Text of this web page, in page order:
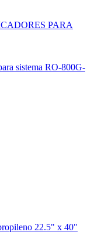
PARA
sistema RO-800G-